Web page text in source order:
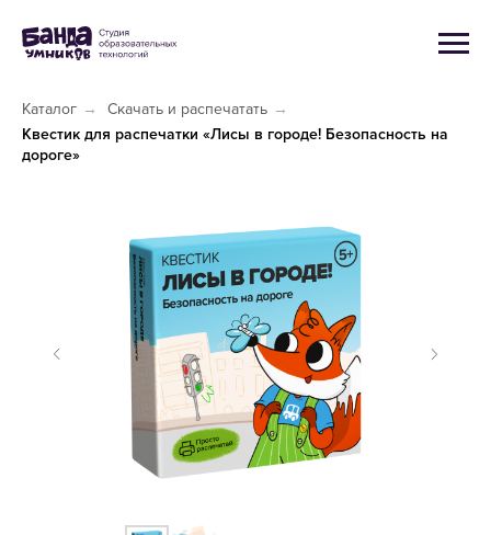
Каталог → Скачать и распечатать →
Квестик для распечатки «Лисы в городе! Безопасность на
дороге»